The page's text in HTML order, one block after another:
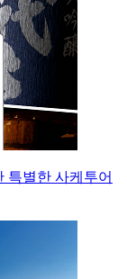
특별한 사케투어